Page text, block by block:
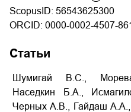
ScopusID: 56543625300
ORCID: 0000-0002-4507-
Статьи
Шумигай В.С.,
Наседкин Б.А.,
Черных А.В., Гайдаш А.А.,